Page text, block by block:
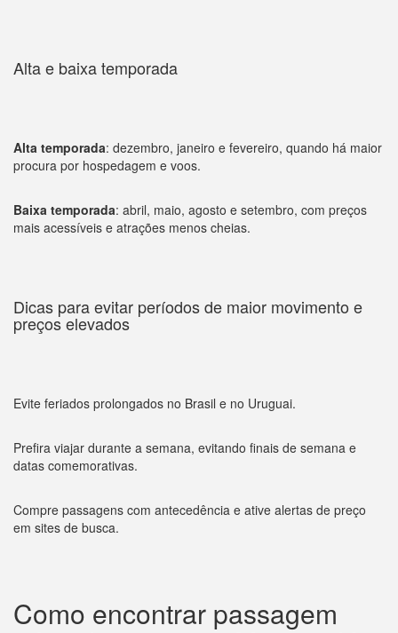
Alta e baixa temporada
Alta temporada: dezembro, janeiro e fevereiro, quando há maior
procura por hospedagem e voos.
Baixa temporada: abril, maio, agosto e setembro, com preços
mais acessíveis e atrações menos cheias.
Dicas para evitar períodos de maior movimento e
preços elevados
Evite feriados prolongados no Brasil e no Uruguai.
Prefira viajar durante a semana, evitando finais de semana e
datas comemorativas.
Compre passagens com antecedência e ative alertas de preço
em sites de busca.
Como encontrar passagem